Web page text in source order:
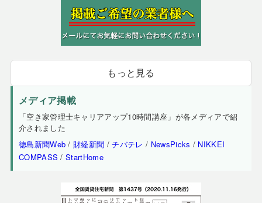
もっと見る
メディア掲載
「空き家管理士キャリアアップ10時間講座」が各メディアで紹
介されました
徳島新聞Web / 財経新聞 /チバテレ / NewsPicks / NIKKEI
COMPASS /StartHome